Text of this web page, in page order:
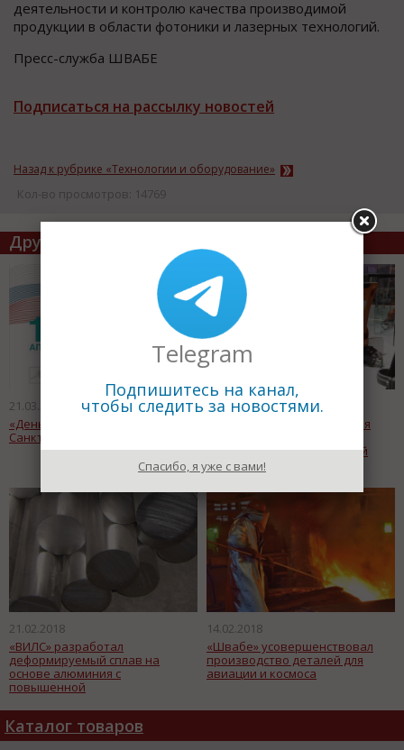
деятельности и контролю качества производимой
продукции в области фотоники и лазерных технологий.
Пресс-служба ШВАБЕ
Подписаться на рассылку новостей
Назад к рубрике «Технологии и оборудование»
Кол-во просмотров: 14769
Другие статьи по теме
21.03.2018
«День решений Фаствел» v.6.0 в
Санкт-Петербурге
16.03.2018
HANNOVER MESSE – ведущая
промышленных технологий
21.02.2018
«ВИЛС» разработал
деформируемый сплав на
основе алюминия с
повышенной
14.02.2018
«Швабе» усовершенствовал
производство деталей для
авиации и космоса
Каталог товаров
Telegram
Подпишитесь на канал,
чтобы следить за новостями.
Спасибо, я уже с вами!